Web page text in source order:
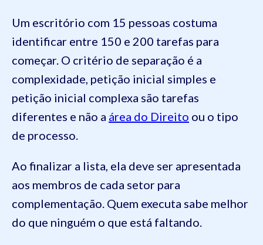
Um escritório com 15 pessoas costuma
identificar entre 150 e 200 tarefas para
começar. O critério de separação é a
complexidade, petição inicial simples e
petição inicial complexa são tarefas
diferentes e não a área do Direito ou o tipo
de processo.
Ao finalizar a lista, ela deve ser apresentada
aos membros de cada setor para
complementação. Quem executa sabe melhor
do que ninguém o que está faltando.